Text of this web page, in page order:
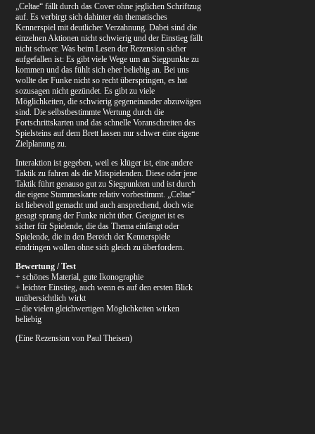
„Celtae“ fällt durch das Cover ohne jeglichen Schriftzug
auf. Es verbirgt sich dahinter ein thematisches
Kennerspiel mit deutlicher Verzahnung. Dabei sind die
einzelnen Aktionen nicht schwierig und der Einstieg fällt
nicht schwer. Was beim Lesen der Rezension sicher
aufgefallen ist: Es gibt viele Wege um an Siegpunkte zu
kommen und das fühlt sich eher beliebig an. Bei uns
wollte der Funke nicht so recht überspringen, es hat
sozusagen nicht gezündet. Es gibt zu viele
Möglichkeiten, die schwierig gegeneinander abzuwägen
sind. Die selbstbestimmte Wertung durch die
Fortschrittskarten und das schnelle Voranschreiten des
Spielsteins auf dem Brett lassen nur schwer eine eigene
Zielplanung zu.
Interaktion ist gegeben, weil es klüger ist, eine andere
Taktik zu fahren als die Mitspielenden. Diese oder jene
Taktik führt genauso gut zu Siegpunkten und ist durch
die eigene Stammeskarte relativ vorbestimmt. „Celtae“
ist liebevoll gemacht und auch ansprechend, doch wie
gesagt sprang der Funke nicht über. Geeignet ist es
sicher für Spielende, die das Thema einfängt oder
Spielende, die in den Bereich der Kennerspiele
eindringen wollen ohne sich gleich zu überfordern.
Bewertung / Test
+ schönes Material, gute Ikonographie
+ leichter Einstieg, auch wenn es auf den ersten Blick
unübersichtlich wirkt
– die vielen gleichwertigen Möglichkeiten wirken
beliebig
(Eine Rezension von Paul Theisen)